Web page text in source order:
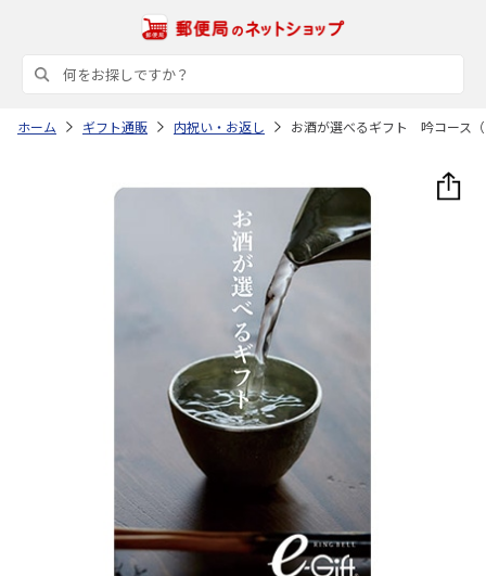
ホーム ギフト通販 内祝い・お返し お酒が選べるギフト 吟コース